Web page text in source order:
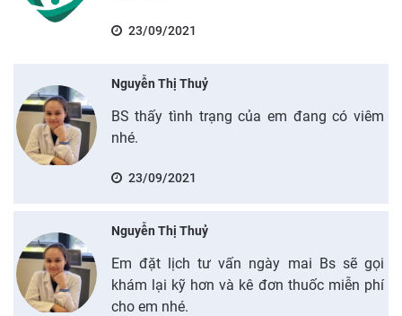
23/09/2021
Nguyễn Thị Thuỷ
BS thấy tình trạng của em đang có viêm
nhé.
23/09/2021
Nguyễn Thị Thuỷ
Em đặt lịch tư vấn ngày mai Bs sẽ gọi
khám lại kỹ hơn và kê đơn thuốc miễn phí
cho em nhé.